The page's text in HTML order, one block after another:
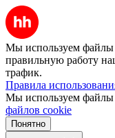
Мы используем файлы
правильную работу
трафик.
Правила
Мы используем файлы
файлов cookie
Понятно